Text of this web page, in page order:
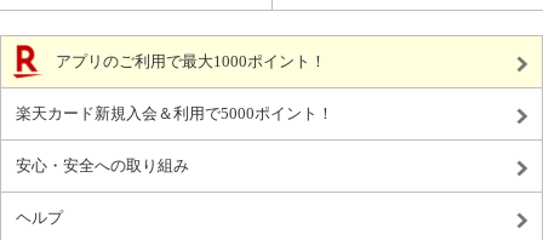
アプリのご利用で最大1000ポイント！
楽天カード新規入会＆利用で5000ポイント！
安心・安全への取り組み
ヘルプ